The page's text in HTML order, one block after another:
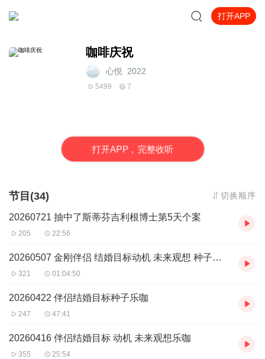
打开APP
咖啡庆祝
心悦_2022
5499 7
打开APP，完整收听
节目(34) 切换顺序
20260721 抽中了斯蒂芬吉利根博士第5天个案
205 22:56
20260507 金刚伴侣 结婚目标动机 未来观想 种子乐咖
321 01:04:50
20260422 伴侣结婚目标种子乐咖
247 47:41
20260416 伴侣结婚目标 动机 未来观想乐咖
355 25:54